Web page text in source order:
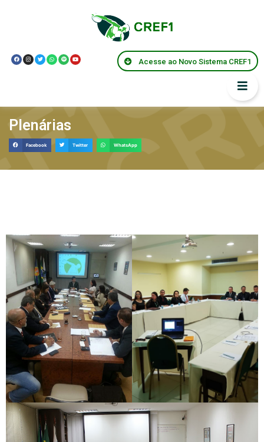
Acesse ao Novo Sistema CREF1
Plenárias
Facebook Twitter WhatsApp